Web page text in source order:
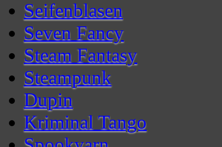
Seifenblasen
Seven Fancy
Steam Fantasy
Steampunk
Dupin
Kriminal Tango